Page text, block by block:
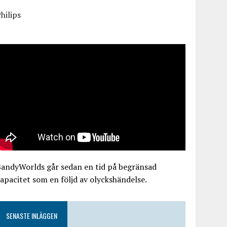
går sedan en tid på begränsad
som en följd av olyckshändelse.
SENASTE INLÄGGEN